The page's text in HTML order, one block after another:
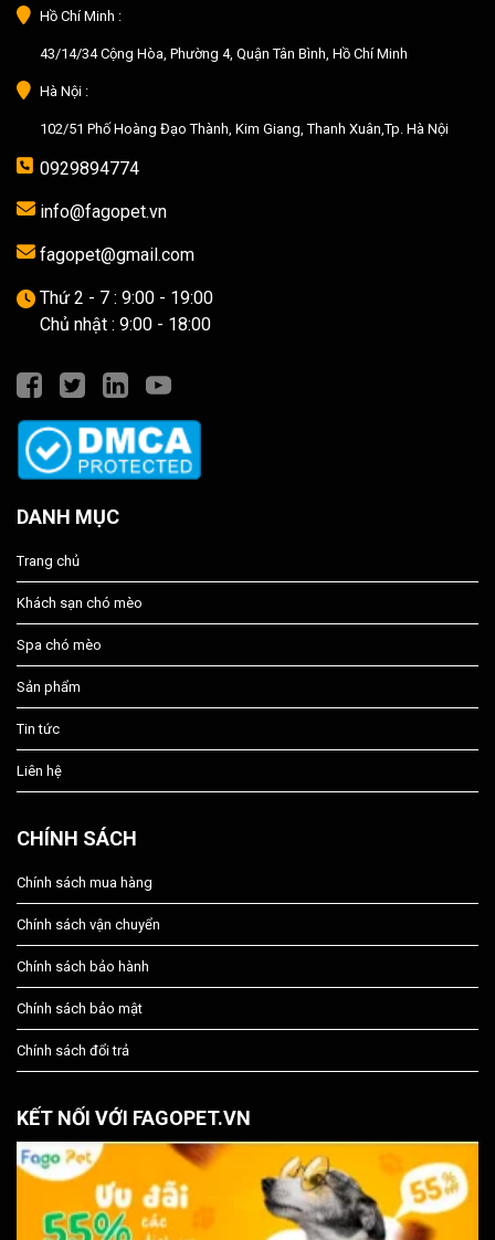
Hồ Chí Minh :
43/14/34 Cộng Hòa, Phường 4, Quận Tân Bình, Hồ Chí Minh
Hà Nội :
102/51 Phố Hoàng Đạo Thành, Kim Giang, Thanh Xuân,Tp. Hà Nội
0929894774
info@fagopet.vn
fagopet@gmail.com
Thứ 2 - 7 : 9:00 - 19:00
Chủ nhật : 9:00 - 18:00
DANH MỤC
Trang chủ
Khách sạn chó mèo
Spa chó mèo
Sản phẩm
Tin tức
Liên hệ
CHÍNH SÁCH
Chính sách mua hàng
Chính sách vận chuyển
Chính sách bảo hành
Chính sách bảo mật
Chính sách đổi trả
KẾT NỐI VỚI FAGOPET.VN